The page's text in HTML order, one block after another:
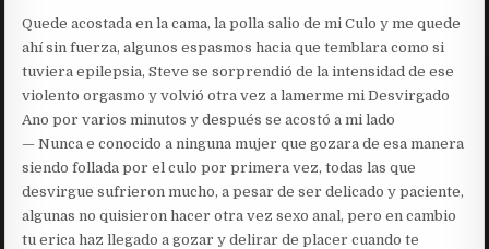
Quede acostada en la cama, la polla salio de mi Culo y me quede
ahí sin fuerza, algunos espasmos hacia que temblara como si
tuviera epilepsia, Steve se sorprendió de la intensidad de ese
violento orgasmo y volvió otra vez a lamerme mi Desvirgado
Ano por varios minutos y después se acostó a mi lado
— Nunca e conocido a ninguna mujer que gozara de esa manera
siendo follada por el culo por primera vez, todas las que
desvirgue sufrieron mucho, a pesar de ser delicado y paciente,
algunas no quisieron hacer otra vez sexo anal, pero en cambio
tu erica haz llegado a gozar y delirar de placer cuando te